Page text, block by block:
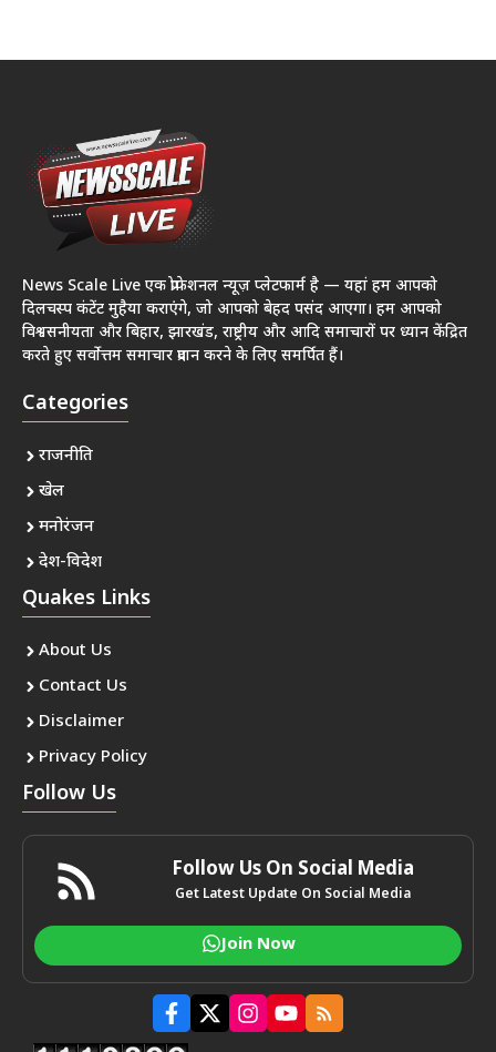
News Scale Live एक प्रोफेशनल न्यूज़ प्लेटफार्म है — यहां हम आपको
दिलचस्प कंटेंट मुहैया कराएंगे, जो आपको बेहद पसंद आएगा। हम आपको
विश्वसनीयता और बिहार, झारखंड, राष्ट्रीय और आदि समाचारों पर ध्यान केंद्रित
करते हुए सर्वोत्तम समाचार प्रदान करने के लिए समर्पित हैं।
Categories
राजनीति
खेल
मनोरंजन
देश-विदेश
Quakes Links
About Us
Contact Us
Disclaimer
Privacy Policy
Follow Us
Follow Us On Social Media
Get Latest Update On Social Media
Join Now